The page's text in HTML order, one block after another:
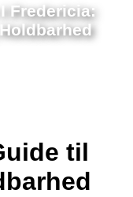
Fredericia:
til